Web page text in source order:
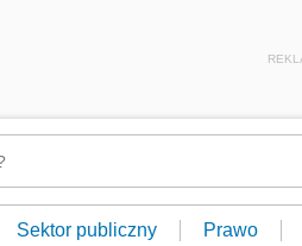
Sektor publiczny Prawo